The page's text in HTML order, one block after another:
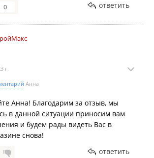
0 ответить
г.
Анна
Анна! Благодарим за отзыв, мы
в данной ситуации приносим вам
и будем рады видеть Вас в
снова!
ответить